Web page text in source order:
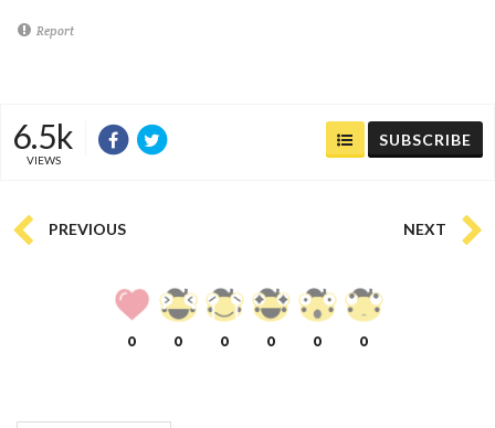
Report
6.5k
VIEWS
SUBSCRIBE
PREVIOUS NEXT
0 0 0 0 0 0